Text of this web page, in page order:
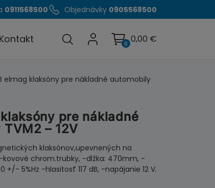
0911568500 Objednávky 0905568500
Kontakt 0 0,00 €
elmag klaksóny pre nákladné automobily
pre nákladné
– 12V
klaksónov,upevnených na
kovové chrom.trubky, -dlžka: 470mm, -
+/- 5%Hz -hlasitosť 117 dB, -napájanie 12 V.